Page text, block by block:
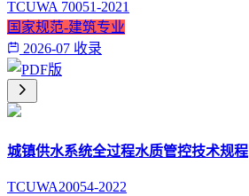
TCUWA 70051-2021
国家规范-建筑专业
2026-07 收录
城镇供水系统全过程水质管控技术规程
TCUWA20054-2022